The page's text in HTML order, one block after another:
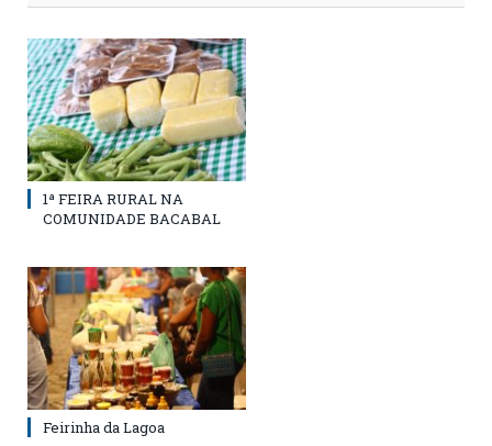
1ª FEIRA RURAL NA
COMUNIDADE BACABAL
Feirinha da Lagoa